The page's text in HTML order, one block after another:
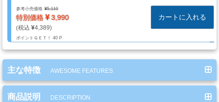
ス
プ
レ
ー
ガ
ン
参考小売価格 5,110
特別価格 3,990
4,389
ポイントＧＥＴ！ 40 P
カートに入れる
主な特徴 AWESOME FEATURES
商品説明 DESCRIPTION